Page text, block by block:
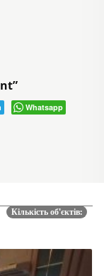
Whatsapp
Кількість об'єктів: